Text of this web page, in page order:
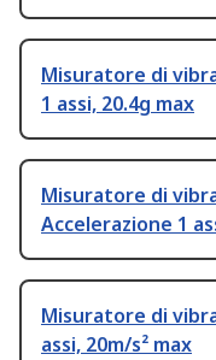
Misuratore di
1 assi, 20.4g max
Misuratore di
Accelerazione 1
Misuratore di
assi, 20m/s² max